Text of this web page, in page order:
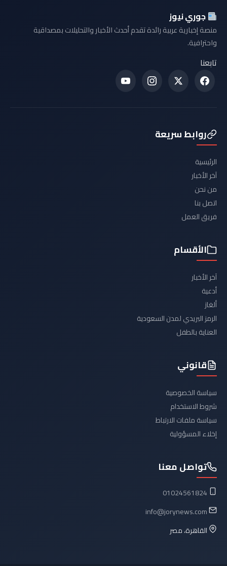
جوري نيوز
منصة إخبارية عربية رائدة تقدم أحدث الأخبار والتحليلات بمصداقية
واحترافية.
تابعنا
روابط سريعة
الرئيسية
آخر الأخبار
من نحن
اتصل بنا
فريق العمل
الأقسام
آخر الأخبار
أدعية
ألغاز
الرمز البريدي لمدن السعودية
العناية بالطفل
قانوني
سياسة الخصوصية
شروط الاستخدام
سياسة ملفات الارتباط
إخلاء المسؤولية
تواصل معنا
01024561824
info@jorynews.com
القاهرة، مصر